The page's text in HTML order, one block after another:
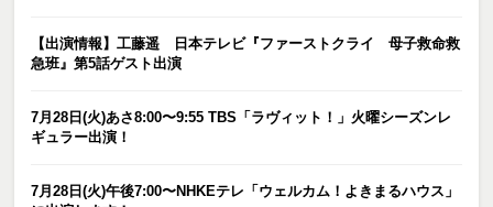
【出演情報】工藤遥 日本テレビ『ファーストクライ 母子救命救
急班』第5話ゲスト出演
7月28日(火)あさ8:00〜9:55 TBS「ラヴィット！」火曜シーズンレ
ギュラー出演！
7月28日(火)午後7:00〜NHKEテレ「ウェルカム！よきまるハウス」